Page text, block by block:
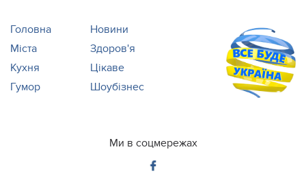
Головна
Новини
Міста
Здоров'я
Кухня
Цікаве
Гумор
Шоубізнес
Ми в соцмережах